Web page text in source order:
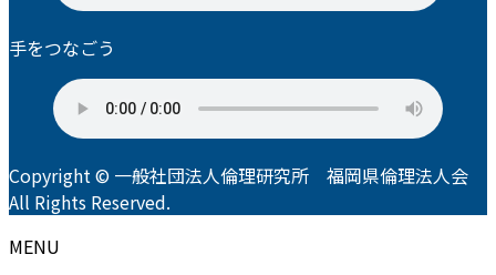
手をつなごう
Copyright © 一般社団法人倫理研究所 福岡県倫理法人会
All Rights Reserved.
MENU